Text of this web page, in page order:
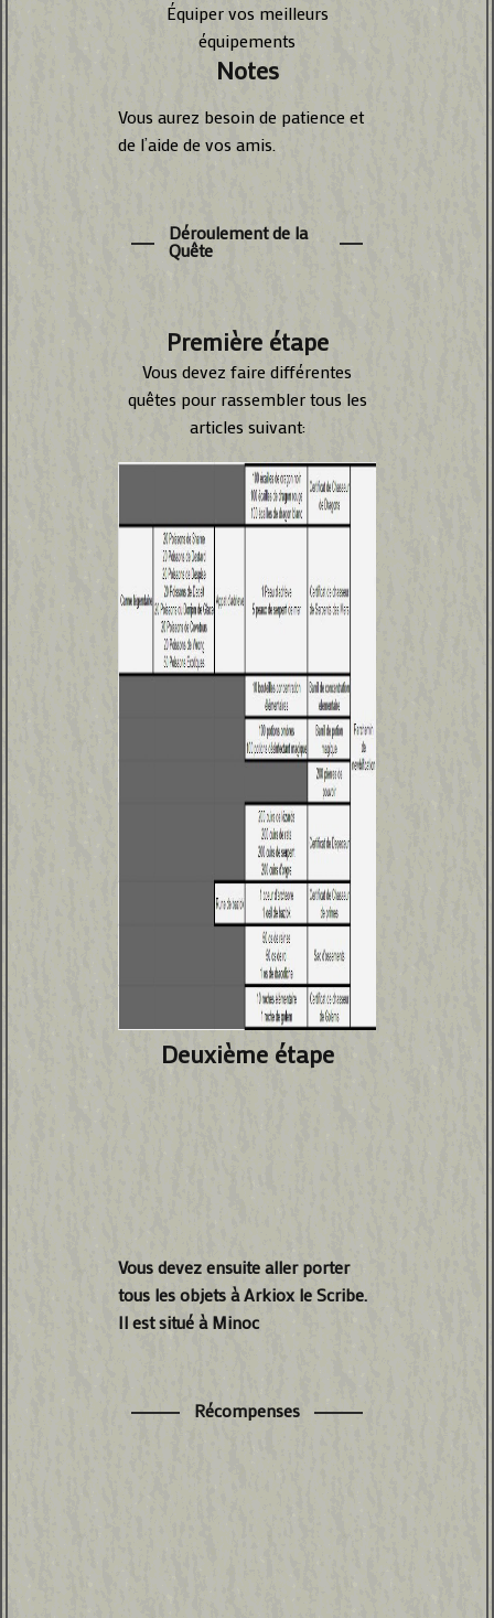
Équiper vos meilleurs
équipements
Notes
Vous aurez besoin de patience et
de l’aide de vos amis.
Déroulement de la
Quête
Première étape
Vous devez faire différentes
quêtes pour rassembler tous les
articles suivant:
Deuxième étape
Vous devez ensuite aller porter
tous les objets à Arkiox le Scribe.
Il est situé à Minoc
Récompenses